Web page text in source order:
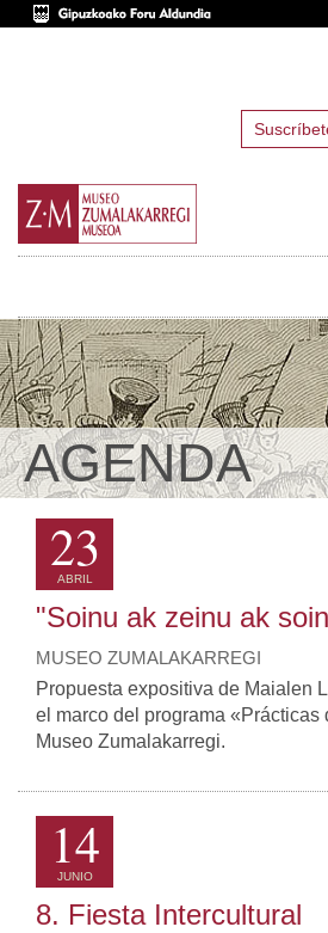
AGENDA
23
ABRIL
"Soinu ak zeinu ak
MUSEO ZUMALAKARREGI
Propuesta expositiva de Maialen
el marco del programa «Prácticas
Museo Zumalakarregi.
14
JUNIO
8. Fiesta Intercultural